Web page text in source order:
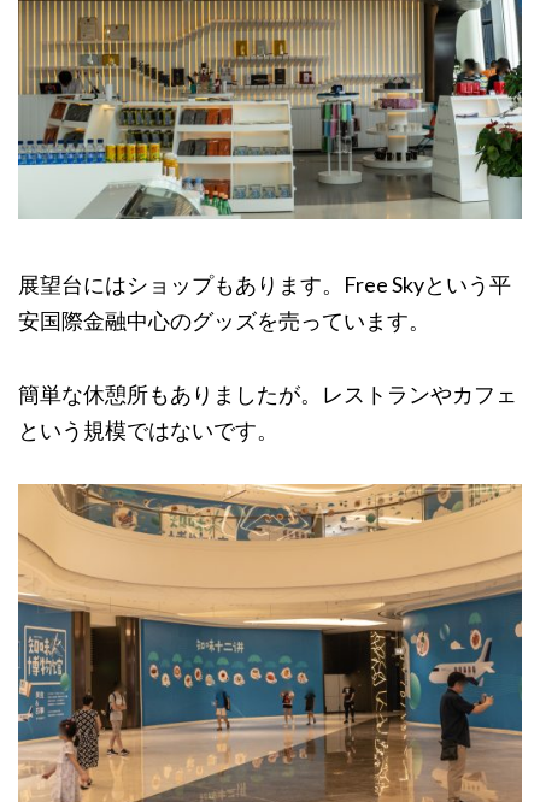
展望台にはショップもあります。Free Skyという平
安国際金融中心のグッズを売っています。
簡単な休憩所もありましたが。レストランやカフェ
という規模ではないです。